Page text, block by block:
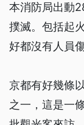
本消防局出動
撲滅。包括起
好都沒有人員傷
京都有好幾條
之一，這是一